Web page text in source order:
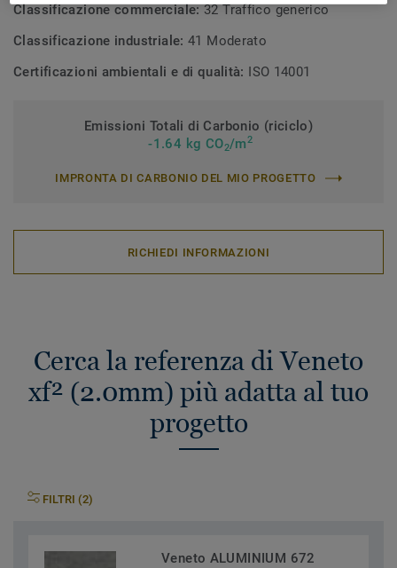
Classificazione commerciale:32 Traffico generico
Classificazione industriale:41 Moderato
Certificazioni ambientali e di qualità: ISO 14001
Emissioni Totali di Carbonio (riciclo)
-1.64 kg CO2/m2
IMPRONTA DI CARBONIO DEL MIO PROGETTO
RICHIEDI INFORMAZIONI
Cerca la referenza di Veneto
xf² (2.0mm) più adatta al tuo
progetto
FILTRI (2)
Veneto ALUMINIUM 672